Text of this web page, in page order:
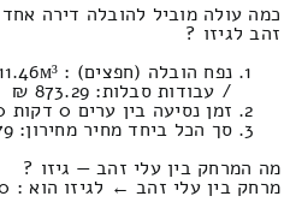
כמה עולה מוביל להובלה דירה
זהב לגיזו ?
/ עבודות סבלות: 873.29 ₪
זמן נסיעה בין ערים 0 דקות 0 שניות / מחיר נסיעה 0.00
סך הכל ביחד מחיר מחירון: 1372.79 שח
מה המרחק בין עלי זהב — גיזו ?
מרחק בין עלי זהב ← לגיזו הוא : 0.00 קילומטרים